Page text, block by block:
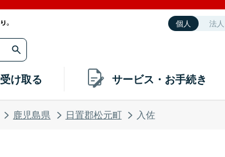
個人 法人
受け取る サービス・お手続き
鹿児島県 日置郡松元町 入佐